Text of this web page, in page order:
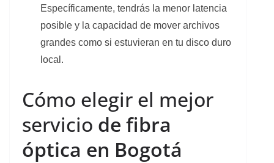
Específicamente, tendrás la menor latencia
posible y la capacidad de mover archivos
grandes como si estuvieran en tu disco duro
local.
Cómo elegir el mejor
servicio de fibra
óptica en Bogotá